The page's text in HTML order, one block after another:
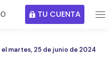
TU CUENTA
martes, 25 de junio de 2024